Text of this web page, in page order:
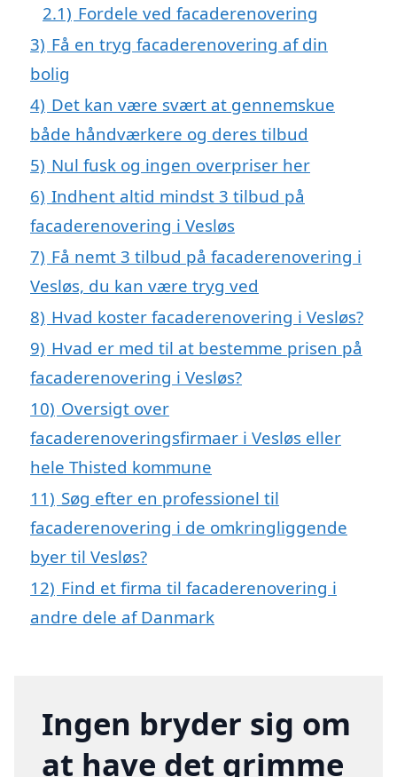
2.1) Fordele ved facaderenovering
3) Få en tryg facaderenovering af din
bolig
4) Det kan være svært at gennemskue
både håndværkere og deres tilbud
5) Nul fusk og ingen overpriser her
6) Indhent altid mindst 3 tilbud på
facaderenovering i Vesløs
7) Få nemt 3 tilbud på facaderenovering i
Vesløs, du kan være tryg ved
8) Hvad koster facaderenovering i Vesløs?
9) Hvad er med til at bestemme prisen på
facaderenovering i Vesløs?
10) Oversigt over
facaderenoveringsfirmaer i Vesløs eller
hele Thisted kommune
11) Søg efter en professionel til
facaderenovering i de omkringliggende
byer til Vesløs?
12) Find et firma til facaderenovering i
andre dele af Danmark
Ingen bryder sig om
at have det grimme